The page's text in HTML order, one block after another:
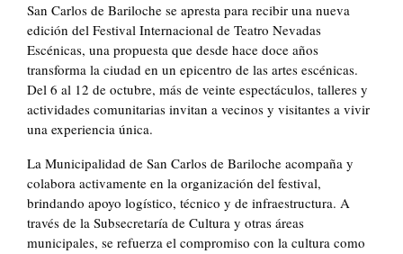
San Carlos de Bariloche se apresta para recibir una nueva
edición del Festival Internacional de Teatro Nevadas
Escénicas, una propuesta que desde hace doce años
transforma la ciudad en un epicentro de las artes escénicas.
Del 6 al 12 de octubre, más de veinte espectáculos, talleres y
actividades comunitarias invitan a vecinos y visitantes a vivir
una experiencia única.
La Municipalidad de San Carlos de Bariloche acompaña y
colabora activamente en la organización del festival,
brindando apoyo logístico, técnico y de infraestructura. A
través de la Subsecretaría de Cultura y otras áreas
municipales, se refuerza el compromiso con la cultura como